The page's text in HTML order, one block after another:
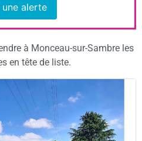
une alerte
à Monceau-sur-Sambre les
en tête de liste.